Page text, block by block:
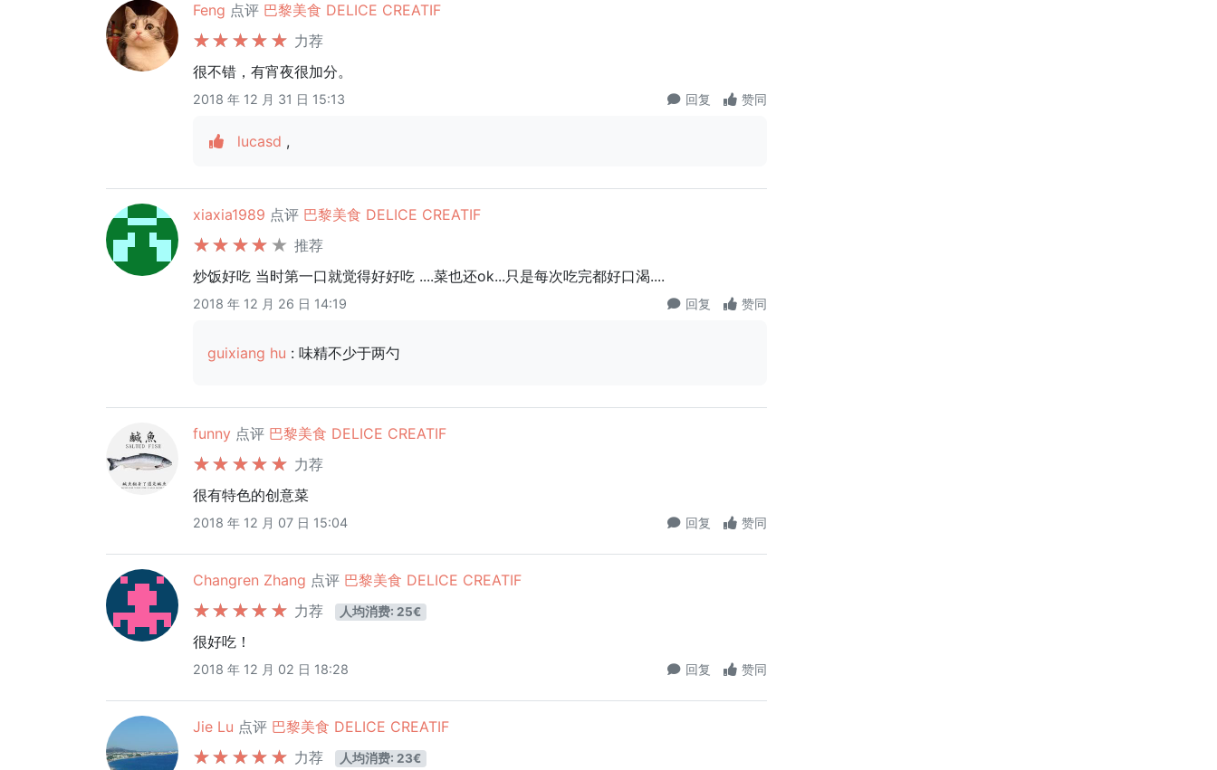
Feng 点评 巴黎美食 DELICE CREATIF
力荐
很不错，有宵夜很加分。
2018 年 12 月 31 日 15:13 回复 赞同
lucasd ,
xiaxia1989 点评 巴黎美食 DELICE CREATIF
推荐
炒饭好吃 当时第一口就觉得好好吃 ....菜也还ok...只是每次吃完都好口渴....
2018 年 12 月 26 日 14:19 回复 赞同
guixiang hu : 味精不少于两勺
funny 点评 巴黎美食 DELICE CREATIF
力荐
很有特色的创意菜
2018 年 12 月 07 日 15:04 回复 赞同
Changren Zhang 点评 巴黎美食 DELICE CREATIF
力荐
人均消费: 25€
很好吃！
2018 年 12 月 02 日 18:28 回复 赞同
Jie Lu 点评 巴黎美食 DELICE CREATIF
力荐
人均消费: 23€